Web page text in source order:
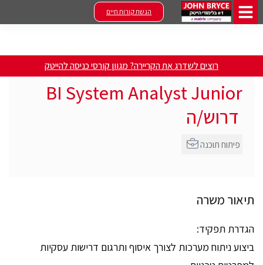
הגשת קורות חיים
רוצים לשדרג את הקריירה? מגוון קורסי כניסה להייטק
BI System Analyst Junior
דרוש/ה
תיאור משרה
הגדרת תפקיד:
ביצוע ניתוח מערכות לצורך איסוף ותרגום דרישות עסקיות